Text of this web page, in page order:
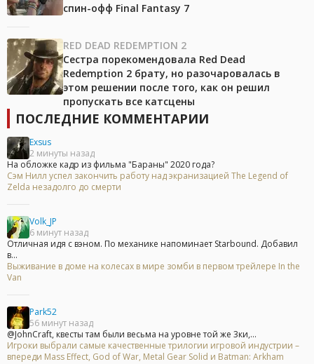
спин-офф Final Fantasy 7
RED DEAD REDEMPTION 2
Сестра порекомендовала Red Dead
Redemption 2 брату, но разочаровалась в
этом решении после того, как он решил
пропускать все катсцены
ПОСЛЕДНИЕ КОММЕНТАРИИ
Exsus
2 минуты назад
На обложке кадр из фильма "Бараны" 2020 года?
Сэм Нилл успел закончить работу над экранизацией The Legend of
Zelda незадолго до смерти
Volk_JP
6 минут назад
Отличная идя с вэном. По механике напоминает Starbound. Добавил
в...
Выживание в доме на колесах в мире зомби в первом трейлере In the
Van
Park52
56 минут назад
@JohnCraft, квесты там были весьма на уровне той же 3ки,...
Игроки выбрали самые качественные трилогии игровой индустрии –
впереди Mass Effect, God of War, Metal Gear Solid и Batman: Arkham